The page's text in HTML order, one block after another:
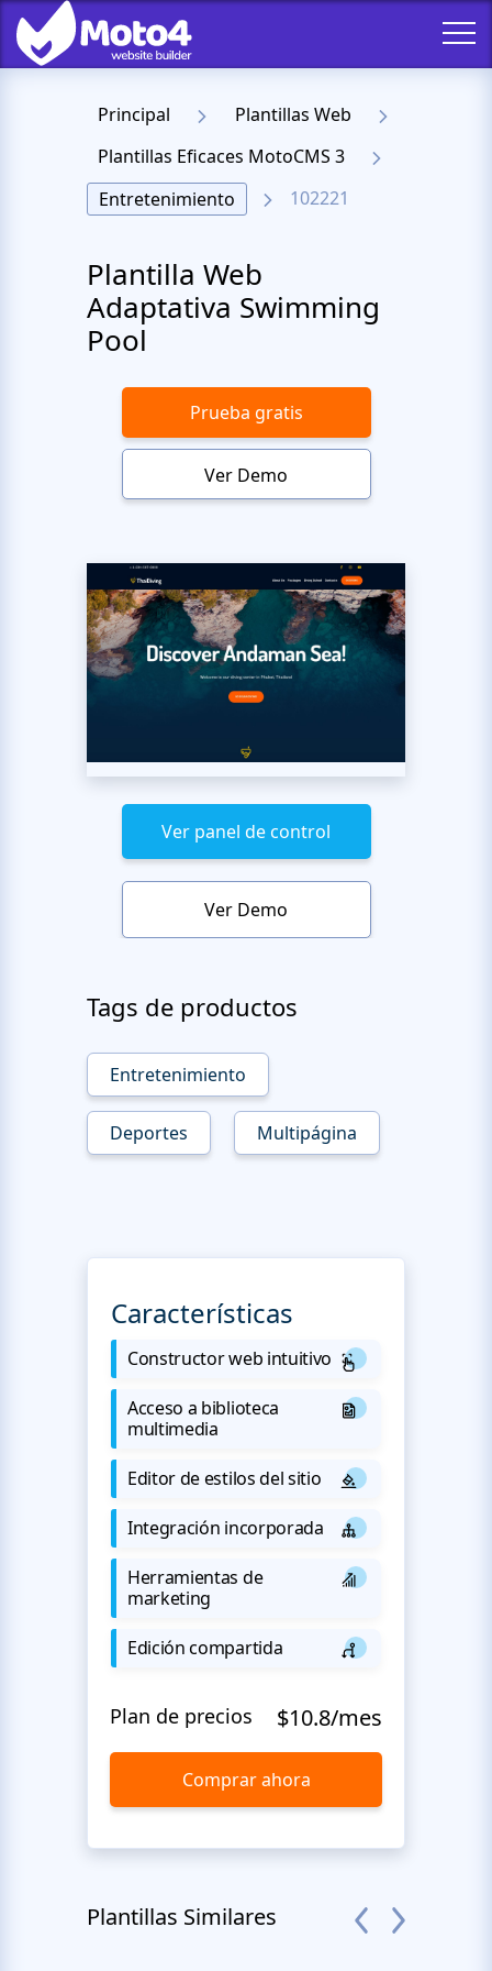
Principal
Plantillas Web
Plantillas Eficaces MotoCMS 3
Entretenimiento
102221
Plantilla Web
Adaptativa Swimming
Pool
Prueba gratis
Ver Demo
Ver panel de control
Ver Demo
Tags de productos
Entretenimiento
Deportes Multipágina
Características
Constructor web intuitivo
Acceso a biblioteca
multimedia
Editor de estilos del sitio
Integración incorporada
Herramientas de
marketing
Edición compartida
Plan de precios $10.8/mes
Comprar ahora
Plantillas Similares